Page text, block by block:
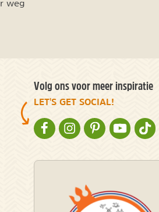
weg
Volg ons voor meer inspiratie
LET'S GET SOCIAL!
NATURESCANNER OP FACEBOOK
NATURESCANNER OP